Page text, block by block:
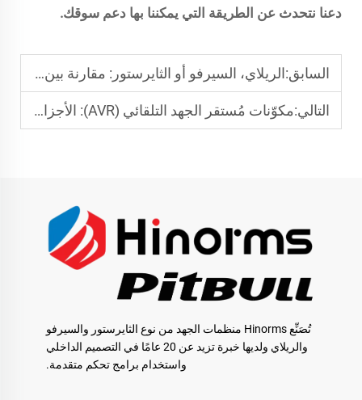
دعنا نتحدث عن الطريقة التي يمكننا بها دعم سوقك.
السابق:الريلاي، السيرفو أو الثايرستور: مقارنة بين التقنيات الأساسية وراء مثبتات الجهد
التالي:مكوّنات مُستقر الجهد التلقائي (AVR): الأجزاء الرئيسية التي تحدد أداء المستقر وطول عمره
تُصَنِّع Hinorms منظمات الجهد من نوع الثايرستور والسيرفو
والريلاي ولديها خبرة تزيد عن 20 عامًا في التصميم الداخلي
واستخدام برامج تحكم متقدمة.